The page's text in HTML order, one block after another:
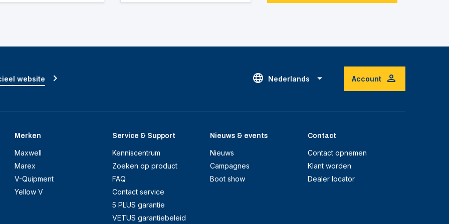
Nederlands Account
Merken
Maxwell
Marex
V-Quipment
Yellow V
Service & Support
Kenniscentrum
Zoeken op product
FAQ
Contact service
5 PLUS garantie
VETUS garantiebeleid
Nieuws & events
Nieuws
Campagnes
Boot show
Contact
Contact opnemen
Klant worden
Dealer locator
website